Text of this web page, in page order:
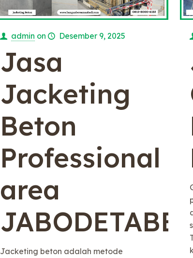
admin on Desember 9, 2025
Jasa
Jacketing
Beton
Professional
area
Jacketing beton adalah metode